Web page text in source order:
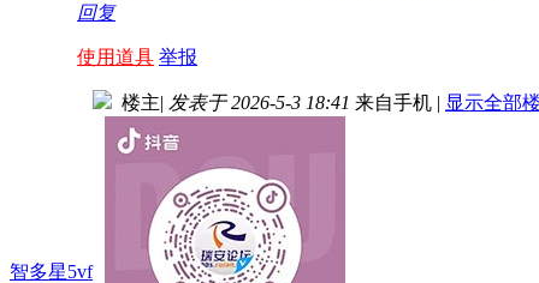
回复
使用道具 举报
智多星5vf
楼主| 发表于 2026-5-3 18:41 来自手机 | 显示全部